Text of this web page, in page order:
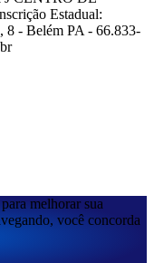
Estadual:
8 - Belém PA - 66.833-
melhorar sua
você concorda